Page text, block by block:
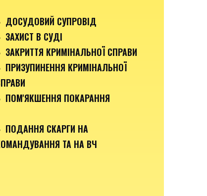
ДОСУДОВИЙ СУПРОВІД
ЗАХИСТ В СУДІ
ЗАКРИТТЯ КРИМІНАЛЬНОЇ СПРАВИ
ПРИЗУПИНЕННЯ КРИМІНАЛЬНОЇ
ПОМ'ЯКШЕННЯ ПОКАРАННЯ
ПОДАННЯ СКАРГИ НА
ТА НА ВЧ